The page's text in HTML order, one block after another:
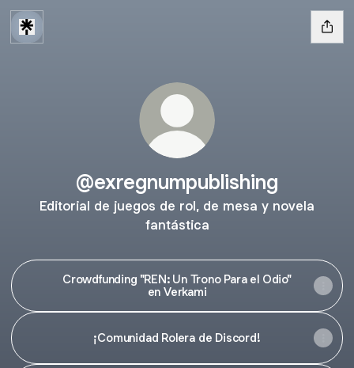
@exregnumpublishing
Editorial de juegos de rol, de mesa y novela
fantástica
Crowdfunding "REN: Un Trono Para el Odio"
en Verkami
¡Comunidad Rolera de Discord!